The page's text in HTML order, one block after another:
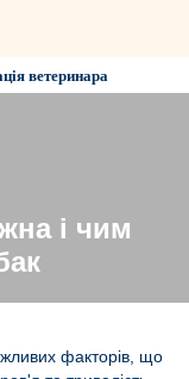
ветеринара
і чим
факторів, що